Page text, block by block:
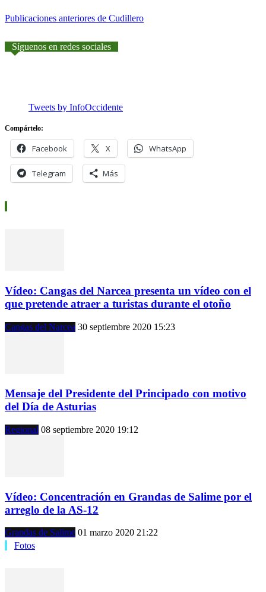
Publicaciones anteriores de Cudillero
Síguenos en redes sociales
Tweets by InfoOccidente
Compártelo:
Facebook X WhatsApp
Telegram Más
Vídeo: Cangas del Narcea presenta un vídeo con el
que pretende atraer a turistas durante el otoño
Cangas del Narcea 30 septiembre 2020 15:23
Mensaje del Presidente del Principado con motivo
del Día de Asturias
Regional 08 septiembre 2020 19:12
Vídeo: Concentración en Grandas de Salime por el
arreglo de la AS-12
Grandas de Salime 01 marzo 2020 21:22
Fotos